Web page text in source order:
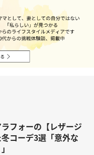
フォーの【レザージ
コーデ3選「意外な